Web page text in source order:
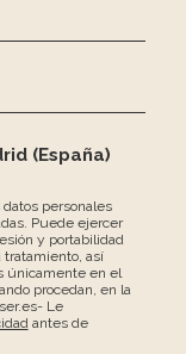
(España)
personales
Puede ejercer
y portabilidad
tratamiento, así
únicamente en el
procedan, en la
Le
antes de